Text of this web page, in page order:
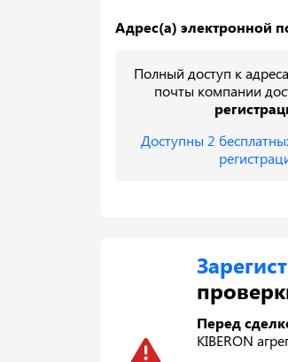
Адрес(а) электронной
Полный доступ к
почты компании
Доступны 2
Перед
KIBERON